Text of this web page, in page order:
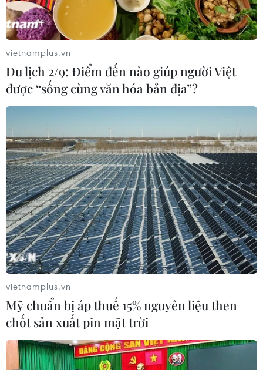
chứng hiện tại từ các thử nghiệm ngẫu nhiên có đối
chứng, chúng tôi không khuyến nghị sử dụng Ivermectin
để điều trị COVID-19.”
vietnamplus.vn
Du lịch 2/9: Điểm đến nào giúp người Việt
được “sống cùng văn hóa bản địa”?
vietnamplus.vn
Mỹ chuẩn bị áp thuế 15% nguyên liệu then
chốt sản xuất pin mặt trời